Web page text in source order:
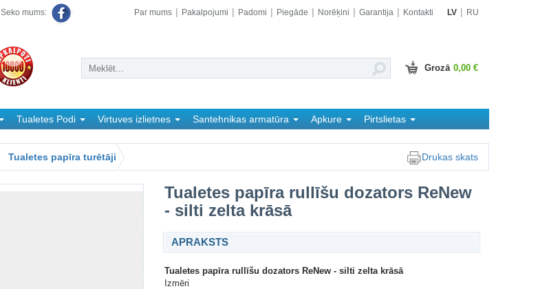
Seko mums: Par mums Pakalpojumi Padomi Piegāde Norēķini Garantija Kontakti LV RU
Grozā 0,00 €
Tualetes Podi Virtuves izlietnes Santehnikas armatūra Apkure
Pirtslietas
Tualetes papīra turētāji Drukas skats
Tualetes papīra rullīšu dozators ReNew
- silti zelta krāsā
APRAKSTS
Tualetes papīra rullīšu dozators ReNew - silti zelta krāsā
Izmēri